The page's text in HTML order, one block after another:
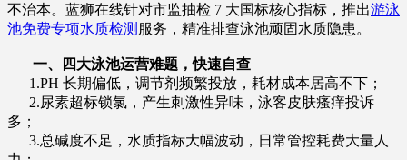
不治本。蓝狮在线针对市监抽检 7 大国标核心指标，推出游泳
池免费专项水质检测 服务，精准排查泳池顽固水质隐患。
一、四大泳池运营难题，快速自查
1.PH 长期偏低，调节剂频繁投放，耗材成本居高不下；
2.尿素超标锁氯，产生刺激性异味，泳客皮肤瘙痒投诉
多；
3.总碱度不足，水质指标大幅波动，日常管控耗费大量人